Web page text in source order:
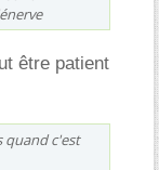
être patient
quand c'est